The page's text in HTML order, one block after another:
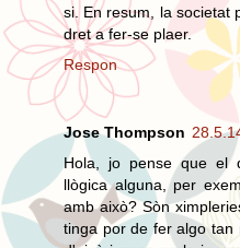
si. En resum, la societat
dret a fer-se plaer.
Respon
Jose Thompson
Hola, jo pense que el
llògica alguna, per
amb això? Sòn
tinga por de fer algo tan